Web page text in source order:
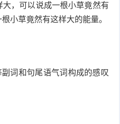
，可以说成一根小草竟然有
小草竟然有这样大的能量。
副词和句尾语气词构成的感叹